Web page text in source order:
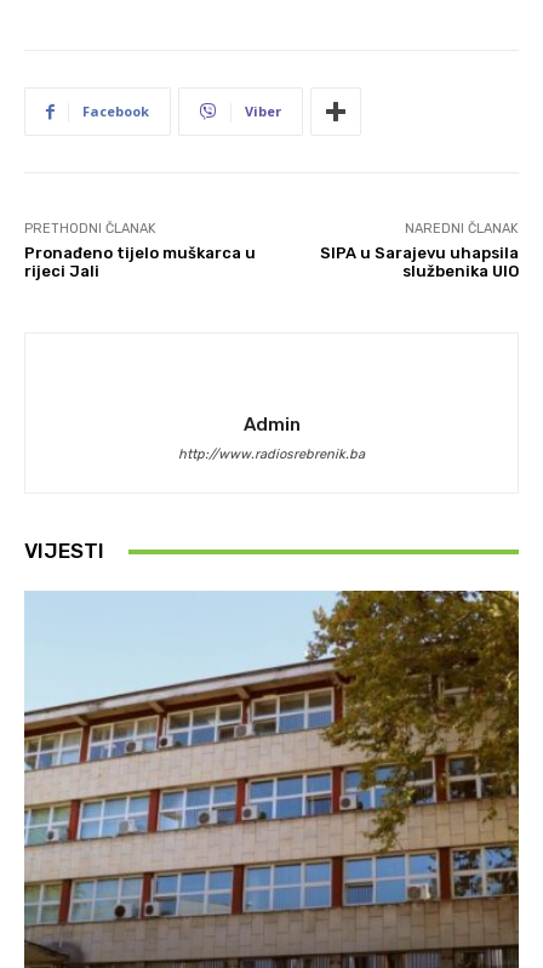
Facebook Viber
PRETHODNI ČLANAK
Pronađeno tijelo muškarca u
rijeci Jali
NAREDNI ČLANAK
SIPA u Sarajevu uhapsila
službenika UIO
Admin
http://www.radiosrebrenik.ba
VIJESTI